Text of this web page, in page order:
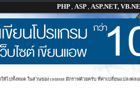
PHP, ASP, ASP.NET,
ไปทั้งหมด ในส่วนของ content มีกราฟด้วยครับ ที่ค่าเปลี่ยนแปลงตล